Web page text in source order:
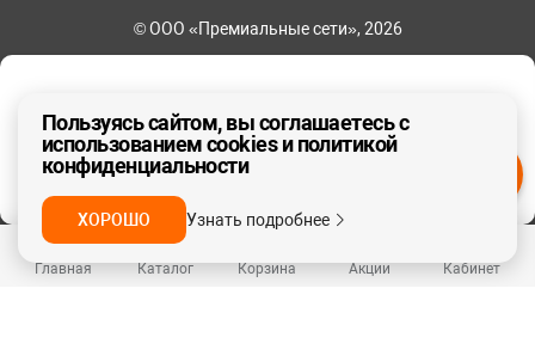
Главная Каталог Корзина Акции Кабинет
ДА, ВЕРНО
© ООО «Премиальные сети», 2026
Пользуясь сайтом, вы соглашаетесь с
использованием cookies и политикой
конфиденциальности
ХОРОШО Узнать подробнее